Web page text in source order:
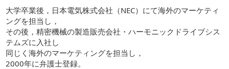
大学卒業後，日本電気株式会社（NEC）にて海外のマーケティ
ングを担当し，
その後，精密機械の製造販売会社・ハーモニックドライブシス
テムズに入社し
同じく海外のマーケティングを担当し，
2000年に弁護士登録。